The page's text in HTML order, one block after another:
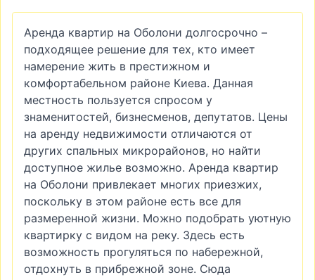
Аренда квартир на Оболони долгосрочно –
подходящее решение для тех, кто имеет
намерение жить в престижном и
комфортабельном районе Киева. Данная
местность пользуется спросом у
знаменитостей, бизнесменов, депутатов. Цены
на аренду недвижимости отличаются от
других спальных микрорайонов, но найти
доступное жилье возможно. Аренда квартир
на Оболони привлекает многих приезжих,
поскольку в этом районе есть все для
размеренной жизни. Можно подобрать уютную
квартирку с видом на реку. Здесь есть
возможность прогуляться по набережной,
отдохнуть в прибрежной зоне. Сюда